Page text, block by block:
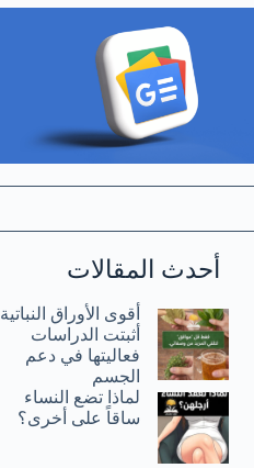
أحدث المقالات
أقوى الأوراق النباتية
أثبتت الدراسات
فعاليتها في دعم
الجسم
لماذا تضع النساء
ساقاً على أخرى؟